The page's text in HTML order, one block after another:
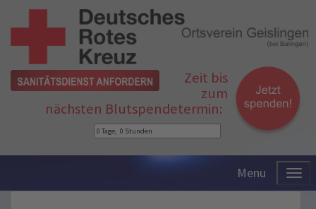
Zeit bis
zum
nächsten Blutspendetermin:
Menu